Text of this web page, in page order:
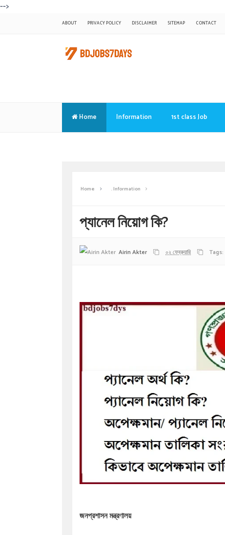
-->
ABOUT PRIVACY POLICY DISCLAIMER SITEMAP CONTACT
Home Information 1st class Job
Home . Information
প্যানেল নিয়োগ কি?
Airin Akter ০২ ফেব্রুয়ারি Tags:
জনপ্রশাসন মন্ত্রণালয়